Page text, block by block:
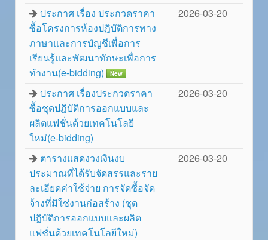
ประกาศ เรื่อง ประกวดราคา
ซื้อโครงการห้องปฎิบัติการทาง
ภาษาและการบัญชีเพื่อการ
เรียนรู้และพัฒนาทักษะเพื่อการ
ทำงาน(e-bidding)
New
2026-03-20
ประกาศ เรื่องประกวดราคา
ซื้อชุดปฎิบัติการออกแบบและ
ผลิตแฟชั่นด้วยเทคโนโลยี
ใหม่(e-bidding)
2026-03-20
ตารางแสดงวงเงินงบ
ประมาณที่ได้รับจัดสรรและราย
ละเอียดค่าใช้จ่าย การจัดซื้อจัด
จ้างที่มิใช่งานก่อสร้าง (ชุด
ปฎิบัติการออกแบบและผลิต
แฟชั่นด้วยเทคโนโลยีใหม่)
2026-03-20